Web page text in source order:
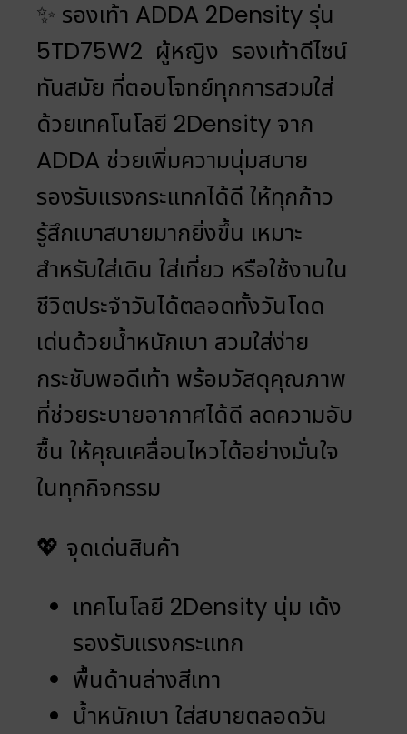
✨ รองเท้า ADDA 2Density รุ่น
5TD75W2 ผู้หญิง รองเท้าดีไซน์
ทันสมัย ที่ตอบโจทย์ทุกการสวมใส่
ด้วยเทคโนโลยี 2Density จาก
ADDA ช่วยเพิ่มความนุ่มสบาย
รองรับแรงกระแทกได้ดี ให้ทุกก้าว
รู้สึกเบาสบายมากยิ่งขึ้น เหมาะ
สำหรับใส่เดิน ใส่เที่ยว หรือใช้งานใน
ชีวิตประจำวันได้ตลอดทั้งวันโดด
เด่นด้วยน้ำหนักเบา สวมใส่ง่าย
กระชับพอดีเท้า พร้อมวัสดุคุณภาพ
ที่ช่วยระบายอากาศได้ดี ลดความอับ
ชื้น ให้คุณเคลื่อนไหวได้อย่างมั่นใจ
ในทุกกิจกรรม
💖 จุดเด่นสินค้า
เทคโนโลยี 2Density นุ่ม เด้ง
รองรับแรงกระแทก
พื้นด้านล่างสีเทา
น้ำหนักเบา ใส่สบายตลอดวัน